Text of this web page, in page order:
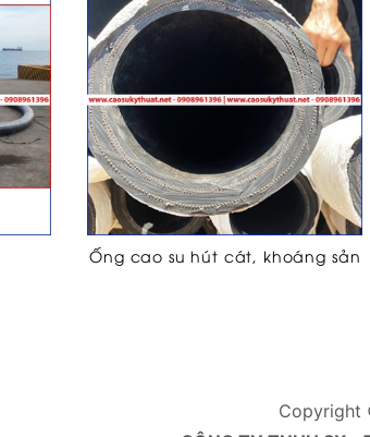
Ống cao su hút cát, khoáng sản
Copyright